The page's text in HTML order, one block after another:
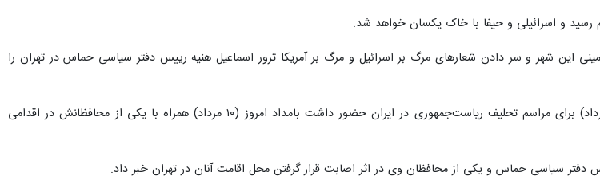
این شهر و سر دادن شعارهای مرگ بر اسرائیل و مرگ بر آمریکا ترور اسماعیل هنیه رییس دفتر سیاسی حماس در تهران را
اسماعیل هنیه رئیس دفتر سیاسی حماس که از روز گذشته (۹ مرداد) برای مراسم تحلیف ریاست‌جمهوری در ایران حضور داشت بامداد امروز (۱۰ مرداد) همراه با یکی از محافظانش در اقدامی
دفتر سیاسی حماس و یکی از محافظان وی در اثر اصابت قرار گرفتن محل اقامت آنان در تهران خبر داد.